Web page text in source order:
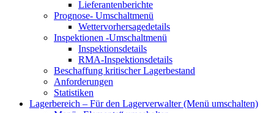
Lieferantenberichte
Prognose- Umschaltmenü
Wettervorhersagedetails
Inspektionen -Umschaltmenü
Inspektionsdetails
RMA-Inspektionsdetails
Beschaffung kritischer Lagerbestand
Anforderungen
Statistiken
Lagerbereich – Für den Lagerverwalter(Menü umschalten)